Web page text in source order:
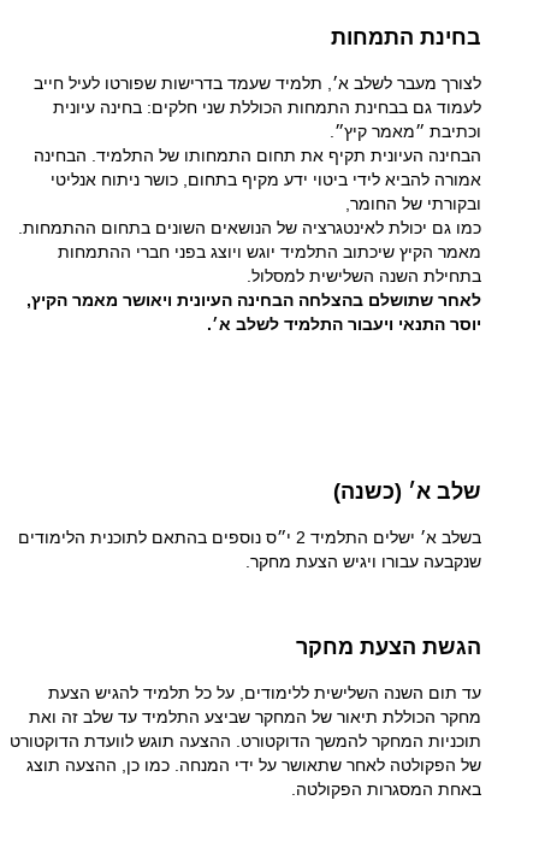
בחינת התמחות
לצורך מעבר לשלב א׳, תלמיד שעמד בדרישות שפורטו לעיל חייב
לעמוד גם בבחינת התמחות הכוללת שני חלקים: בחינה עיונית
וכתיבת ״מאמר קיץ״.
הבחינה העיונית תקיף את תחום התמחותו של התלמיד. הבחינה
אמורה להביא לידי ביטוי ידע מקיף בתחום, כושר ניתוח אנליטי
ובקורתי של החומר,
כמו גם יכולת לאינטגרציה של הנושאים השונים בתחום ההתמחות.
מאמר הקיץ שיכתוב התלמיד יוגש ויוצג בפני חברי ההתמחות
בתחילת השנה השלישית למסלול.
לאחר שתושלם בהצלחה הבחינה העיונית ויאושר מאמר הקיץ,
יוסר התנאי ויעבור התלמיד לשלב א׳.
שלב א׳ (כשנה)
בשלב א׳ ישלים התלמיד 2 י״ס נוספים בהתאם לתוכנית הלימודים
שנקבעה עבורו ויגיש הצעת מחקר.
הגשת הצעת מחקר
עד תום השנה השלישית ללימודים, על כל תלמיד להגיש הצעת
מחקר הכוללת תיאור של המחקר שביצע התלמיד עד שלב זה ואת
תוכניות המחקר להמשך הדוקטורט. ההצעה תוגש לוועדת הדוקטורט
של הפקולטה לאחר שתאושר על ידי המנחה. כמו כן, ההצעה תוצג
באחת המסגרות הפקולטה.